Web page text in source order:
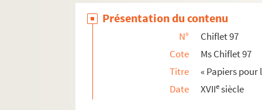
328. Vers latins de Gevaert au sujet de la
352. Correspondance entre l'infante et
382. Lettres du jésuite Laurent Chiflet et
405. Lettres d'Étienne Simonin relatant
413. Lettres de l'infante au Pape et au P.
Présentation du contenu
N°
Chiflet 97
Cote
Ms Chiflet 97
Titre
« Papiers pour
Date
XVIIesiècle